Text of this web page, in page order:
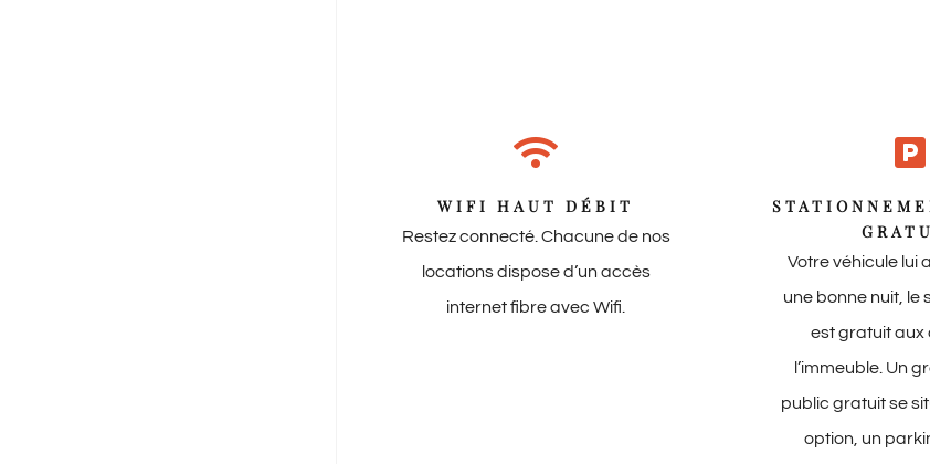
WIFI HAUT DÉBIT
Restez connecté. Chacune de nos
locations dispose d’un accès
internet fibre avec Wifi.
Votre véhicule lui
une bonne nuit, le
est gratuit aux
l’immeuble. Un
public gratuit se
option, un